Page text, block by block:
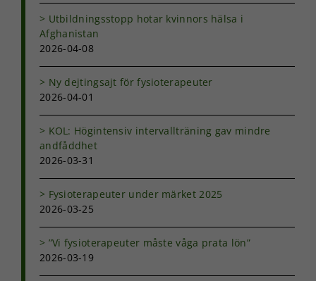
Utbildningsstopp hotar kvinnors hälsa i
Afghanistan
2026-04-08
Ny dejtingsajt för fysioterapeuter
2026-04-01
KOL: Högintensiv intervallträning gav mindre
andfåddhet
2026-03-31
Fysioterapeuter under märket 2025
2026-03-25
”Vi fysioterapeuter måste våga prata lön”
2026-03-19